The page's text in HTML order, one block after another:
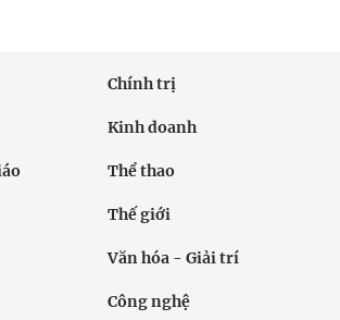
Chính trị
Kinh doanh
Thể thao
Thế giới
Văn hóa - Giải trí
Công nghệ